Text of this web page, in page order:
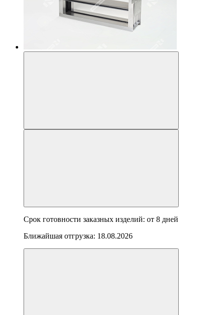
Срок готовности заказных изделий: от 8 дней
Ближайшая отгрузка: 18.08.2026